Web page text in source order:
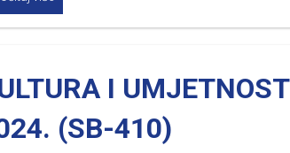
I UMJETNOST
(SB-410)